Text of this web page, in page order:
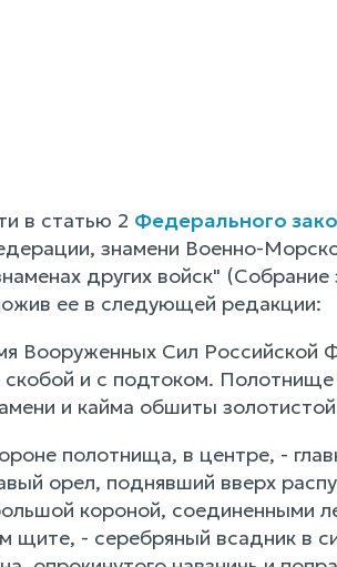
в статью 2 Федерального
знамени Военно-
других войск"
ее в следующей редакции:
Вооруженных Сил Российской
и с подтоком. Полотнище
и кайма обшиты
полотнища, в центре, -
орел, поднявший вверх
короной, соединенными
щите, - серебряный всадник в